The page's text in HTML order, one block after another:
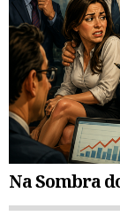
Na Sombra